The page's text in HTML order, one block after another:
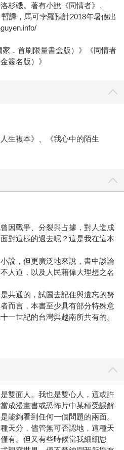
杉磯。著有小說《同情者》、
譯，馬可孛羅預計2018年暑假出
．首刷限量書盒版）》《同情者
簽名版）》
生複本》、《我心中的陌生
因戰爭、分裂與占據，對人造成
對這樣的過去呢？這是我在這本
說，但更廣泛地來說，書中談論
人道，以及人民藉偉大理想之名
共通的，試圖去記住與遺忘的努
而言，本書至少具有部分特殊意
一世紀的台灣與越南所共有的。
雙面人。我也是雙心人，這或許
成漫畫書或恐怖片中某種受誤解
能夠看到任何一個問題的兩面。
天分，儘管無可否認地，這種天
有。但又有些時候當我細細思